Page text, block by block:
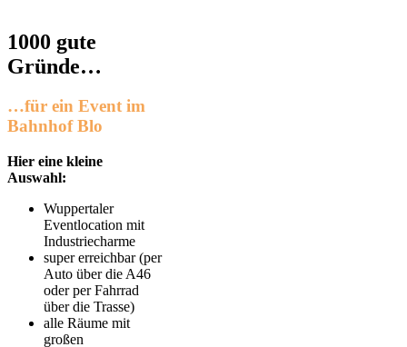
1000 gute
Gründe…
…für ein Event im
Bahnhof Blo
Hier eine kleine
Auswahl:
Wuppertaler
Eventlocation mit
Industriecharme
super erreichbar (per
Auto über die A46
oder per Fahrrad
über die Trasse)
alle Räume mit
großen